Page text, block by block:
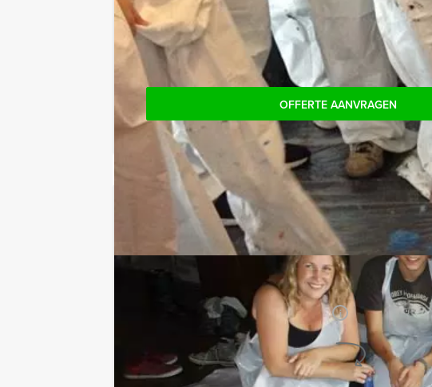
Jouw uitje
€ 57,50 p.p. excl.
Minimaal 12 personen i
Geheel vrijblijvend
OFFERTE AANVRAGEN
Op deze website staat een minimaal aantal
maar zullen dan wel de minimale prijs moeten
OFFERTE AANVRAGEN